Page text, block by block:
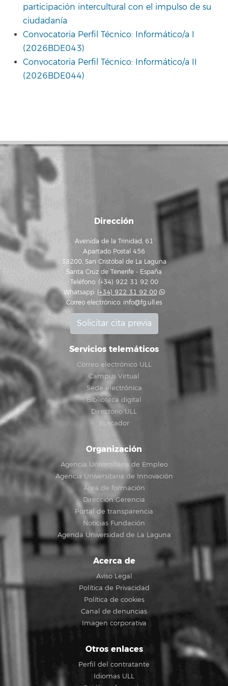
participación intercultural con el impulso de su
ciudadanía
Convocatoria Perfil Técnico: Informático/a I
(2026BDE043)
Convocatoria Perfil Técnico: Informático/a II
(2026BDE044)
Dirección
Avenida de la Trinidad, 61
Apartado Postal 456
38200, San Cristóbal de La Laguna
Santa Cruz de Tenerife - España
Teléfono: (+34) 922 31 92 00
Whatsapp: (+34) 922 31 92 00
Correo electrónico: info@fg.ull.es
Solicitar cita previa
Servicios telemáticos
Correo electrónico ULL
Campus Virtual
Sede electrónica
Biblioteca digital
Directorio ULL
Buscador
Organización
Agencia Universitaria de Empleo
Agencia Universitaria de Innovación
Área de formación
Dirección Gerencia
Portal de transparencia
Noticias Fundación
Agenda Universidad de La Laguna
Acerca de
Aviso Legal
Política de Privacidad
Política de cookies
Canal de denuncias
Imagen corporativa
Otros enlaces
Perfil del contratante
Idiomas ULL